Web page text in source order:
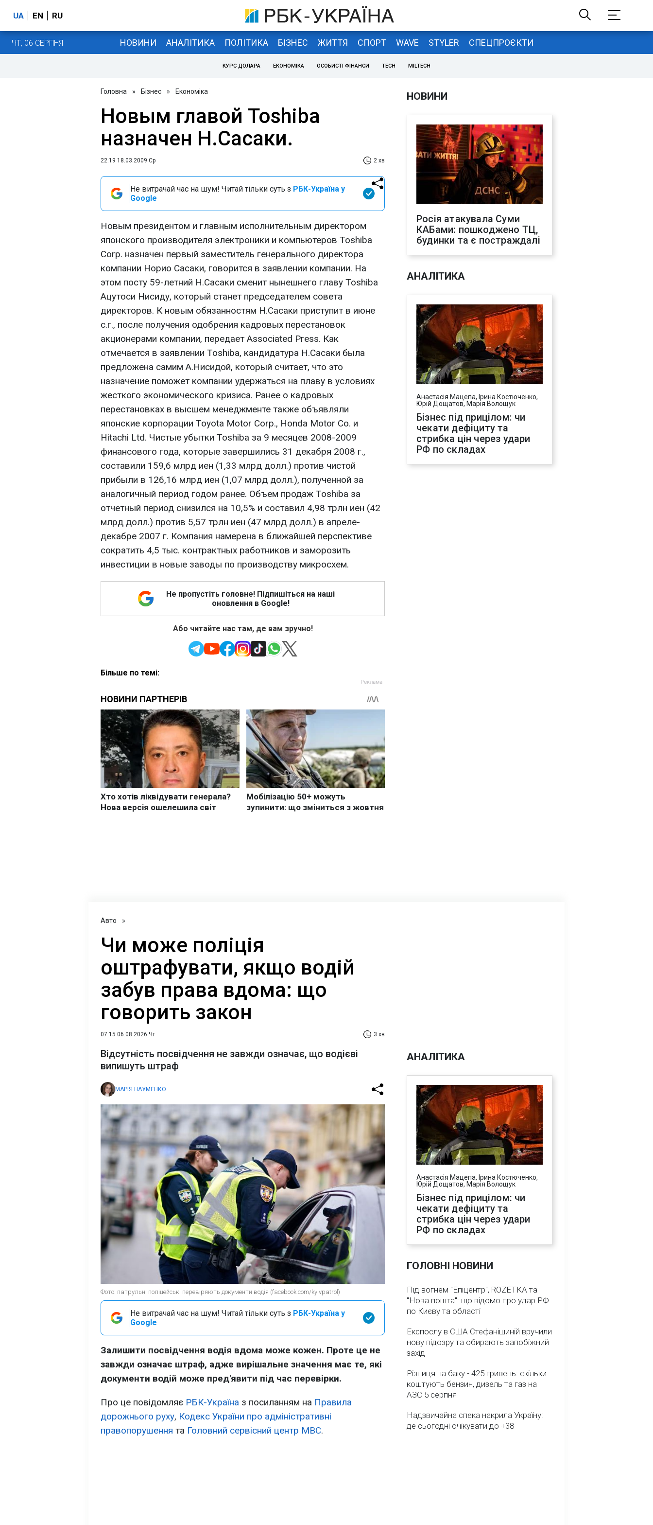
UA EN RU
ЧТ, 06 СЕРПНЯ НОВИНИ АНАЛІТИКА ПОЛІТИКА БІЗНЕС ЖИТТЯ СПОРТ WAVE STYLER СПЕЦПРОЄКТИ
КУРС ДОЛАРА ЕКОНОМІКА ОСОБИСТІ ФІНАНСИ TECH MILTECH
Головна » Бізнес » Економіка
Новым главой Toshiba
назначен Н.Сасаки.
22:19 18.03.2009 Ср 2 хв
Не витрачай час на шум! Читай тільки суть з РБК-Україна у
Google
Новым президентом и главным исполнительным директором
японского производителя электроники и компьютеров Toshiba
Corp. назначен первый заместитель генерального директора
компании Норио Сасаки, говорится в заявлении компании. На
этом посту 59-летний Н.Сасаки сменит нынешнего главу Toshiba
Ацутоси Нисиду, который станет председателем совета
директоров. К новым обязанностям Н.Сасаки приступит в июне
с.г., после получения одобрения кадровых перестановок
акционерами компании, передает Associated Press. Как
отмечается в заявлении Toshiba, кандидатура Н.Сасаки была
предложена самим А.Нисидой, который считает, что это
назначение поможет компании удержаться на плаву в условиях
жесткого экономического кризиса. Ранее о кадровых
перестановках в высшем менеджменте также объявляли
японские корпорации Toyota Motor Corp., Honda Motor Co. и
Hitachi Ltd. Чистые убытки Toshiba за 9 месяцев 2008-2009
финансового года, которые завершились 31 декабря 2008 г.,
составили 159,6 млрд иен (1,33 млрд долл.) против чистой
прибыли в 126,16 млрд иен (1,07 млрд долл.), полученной за
аналогичный период годом ранее. Объем продаж Toshiba за
отчетный период снизился на 10,5% и составил 4,98 трлн иен (42
млрд долл.) против 5,57 трлн иен (47 млрд долл.) в апреле-
декабре 2007 г. Компания намерена в ближайшей перспективе
сократить 4,5 тыс. контрактных работников и заморозить
инвестиции в новые заводы по производству микросхем.
Не пропустіть головне! Підпишіться на наші
оновлення в Google!
Або читайте нас там, де вам зручно!
Більше по темі:
НОВИНИ
Росія атакувала Суми
КАБами: пошкоджено ТЦ,
будинки та є постраждалі
АНАЛІТИКА
Анастасія Мацепа, Ірина Костюченко,
Юрій Дощатов, Марія Волощук
Бізнес під прицілом: чи
чекати дефіциту та
стрибка цін через удари
РФ по складах
Авто »
Чи може поліція
оштрафувати, якщо водій
забув права вдома: що
говорить закон
07:15 06.08.2026 Чт 3 хв
Відсутність посвідчення не завжди означає, що водієві
випишуть штраф
МАРІЯ НАУМЕНКО
Фото: патрульні поліцейські перевіряють документи водія (facebook.com/kyivpatrol)
Не витрачай час на шум! Читай тільки суть з РБК-Україна у
Google
Залишити посвідчення водія вдома може кожен. Проте це не
завжди означає штраф, адже вирішальне значення має те, які
документи водій може пред'явити під час перевірки.
Про це повідомляє РБК-Україна з посиланням на Правила
дорожнього руху, Кодекс України про адміністративні
правопорушення та Головний сервісний центр МВС.
АНАЛІТИКА
Анастасія Мацепа, Ірина Костюченко,
Юрій Дощатов, Марія Волощук
Бізнес під прицілом: чи
чекати дефіциту та
стрибка цін через удари
РФ по складах
ГОЛОВНІ НОВИНИ
Під вогнем "Епіцентр", ROZETKA та
"Нова пошта": що відомо про удар РФ
по Києву та області
Експослу в США Стефанішиній вручили
нову підозру та обирають запобіжний
захід
Різниця на баку - 425 гривень: скільки
коштують бензин, дизель та газ на
АЗС 5 серпня
Надзвичайна спека накрила Україну:
де сьогодні очікувати до +38